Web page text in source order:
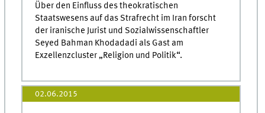
Über den Einfluss des theokratischen
Staatswesens auf das Strafrecht im Iran forscht
der iranische Jurist und Sozialwissenschaftler
Seyed Bahman Khodadadi als Gast am
Exzellenzcluster „Religion und Politik“.
02.06.2015